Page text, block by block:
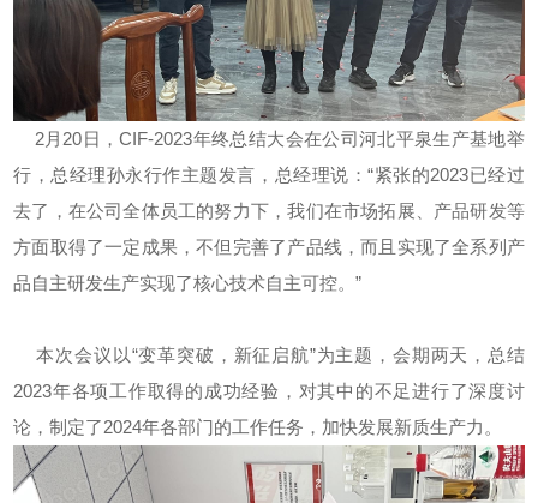
2月20日，CIF-2023年终总结大会在公司河北平泉生产基地举
行，总经理孙永行作主题发言，总经理说：“紧张的2023已经过
去了，在公司全体员工的努力下，我们在市场拓展、产品研发等
方面取得了一定成果，不但完善了产品线，而且实现了全系列产
品自主研发生产实现了核心技术自主可控。”
本次会议以“变革突破，新征启航”为主题，会期两天，总结
2023年各项工作取得的成功经验，对其中的不足进行了深度讨
论，制定了2024年各部门的工作任务，加快发展新质生产力。